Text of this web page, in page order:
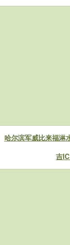
哈尔滨军威比来福淋
吉